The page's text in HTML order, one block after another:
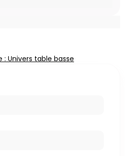
Univers table basse